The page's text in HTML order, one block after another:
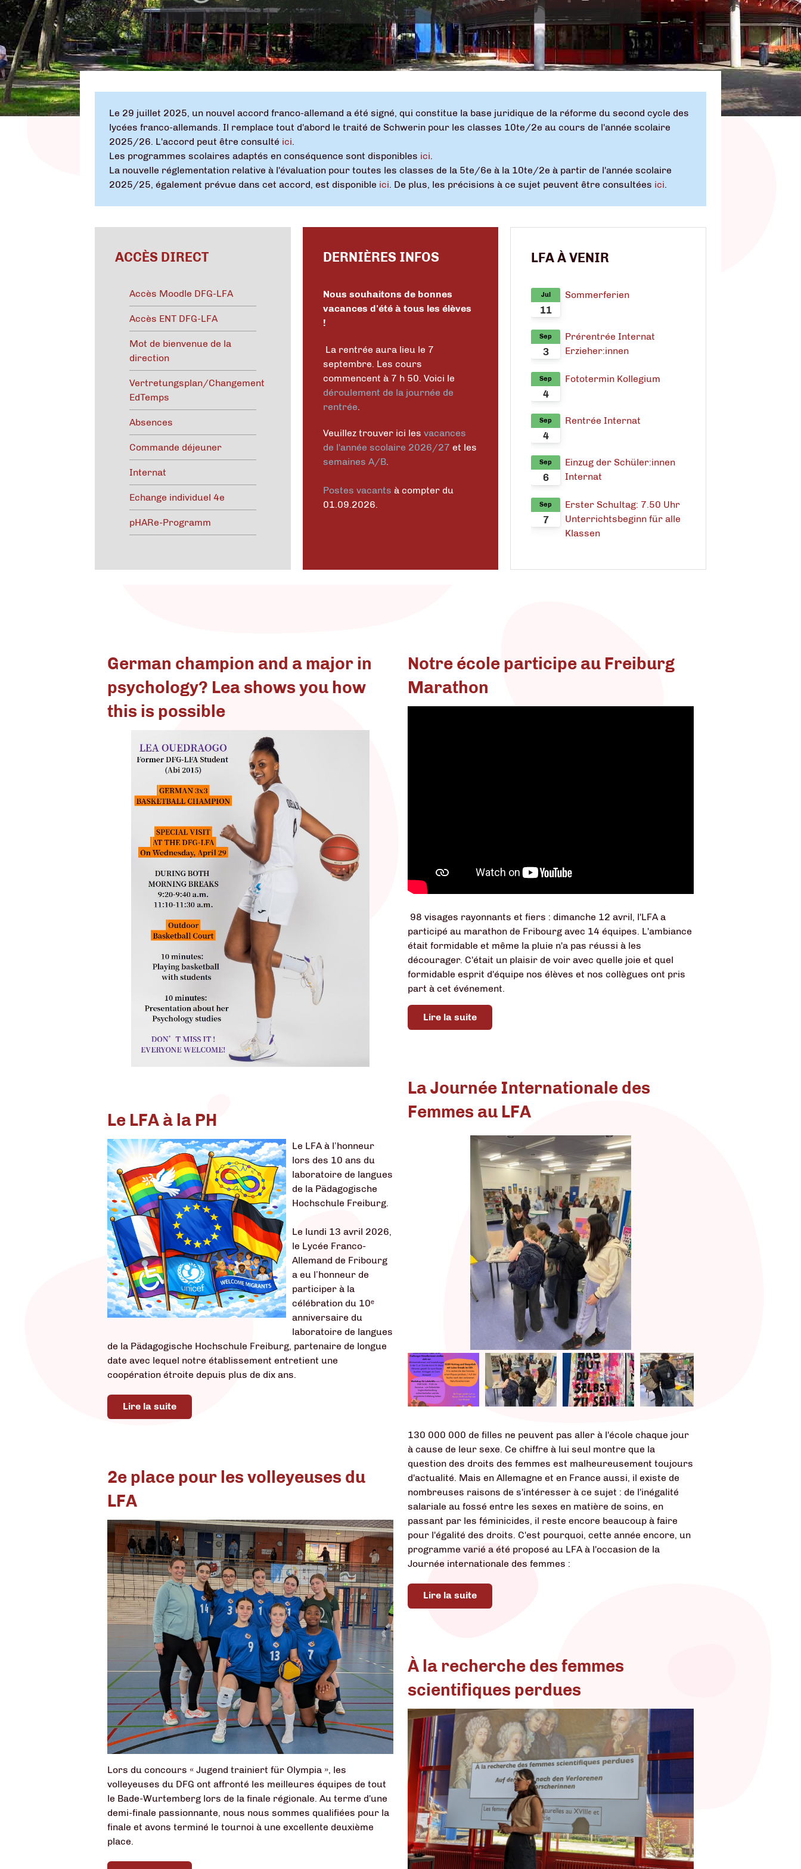
Le 29 juillet 2025, un nouvel accord franco-allemand a été signé, qui constitue la base juridique de la réforme du second cycle des
lycées franco-allemands. Il remplace tout d'abord le traité de Schwerin pour les classes 10te/2e au cours de l'année scolaire
2025/26. L'accord peut être consulté ici.
Les programmes scolaires adaptés en conséquence sont disponibles ici.
La nouvelle réglementation relative à l'évaluation pour toutes les classes de la 5te/6e à la 10te/2e à partir de l'année scolaire
2025/25, également prévue dans cet accord, est disponible ici. De plus, les précisions à ce sujet peuvent être consultées ici.
ACCÈS DIRECT
Accès Moodle DFG-LFA
Accès ENT DFG-LFA
Mot de bienvenue de la
direction
Vertretungsplan/Changement
EdTemps
Absences
Commande déjeuner
Internat
Echange individuel 4e
pHARe-Programm
DERNIÈRES INFOS
Nous souhaitons de bonnes
vacances d'été à tous les élèves
!
La rentrée aura lieu le 7
septembre. Les cours
commencent à 7 h 50. Voici le
déroulement de la journée de
rentrée.
Veuillez trouver ici les vacances
de l'année scolaire 2026/27 et les
semaines A/B.
Postes vacants à compter du
01.09.2026.
LFA À VENIR
11
Jul Sommerferien
3
Sep
Prérentrée Internat
Erzieher:innen
4
Sep Fototermin Kollegium
4
Sep Rentrée Internat
6
Sep
Einzug der Schüler:innen
Internat
7
Sep
Erster Schultag: 7.50 Uhr
Unterrichtsbeginn für alle
Klassen
German champion and a major in
psychology? Lea shows you how
this is possible
Le LFA à la PH
Le LFA à l’honneur
lors des 10 ans du
laboratoire de langues
de la Pädagogische
Hochschule Freiburg.
Le lundi 13 avril 2026,
le Lycée Franco-
Allemand de Fribourg
a eu l’honneur de
participer à la
célébration du 10ᵉ
anniversaire du
laboratoire de langues
de la Pädagogische Hochschule Freiburg, partenaire de longue
date avec lequel notre établissement entretient une
coopération étroite depuis plus de dix ans.
Lire la suite
2e place pour les volleyeuses du
LFA
Lors du concours « Jugend trainiert für Olympia », les
volleyeuses du DFG ont affronté les meilleures équipes de tout
le Bade-Wurtemberg lors de la finale régionale. Au terme d'une
demi-finale passionnante, nous nous sommes qualifiées pour la
finale et avons terminé le tournoi à une excellente deuxième
place.
Notre école participe au Freiburg
Marathon
98 visages rayonnants et fiers : dimanche 12 avril, l'LFA a
participé au marathon de Fribourg avec 14 équipes. L'ambiance
était formidable et même la pluie n'a pas réussi à les
décourager. C'était un plaisir de voir avec quelle joie et quel
formidable esprit d'équipe nos élèves et nos collègues ont pris
part à cet événement.
Lire la suite
La Journée Internationale des
Femmes au LFA
130 000 000 de filles ne peuvent pas aller à l'école chaque jour
à cause de leur sexe. Ce chiffre à lui seul montre que la
question des droits des femmes est malheureusement toujours
d'actualité. Mais en Allemagne et en France aussi, il existe de
nombreuses raisons de s'intéresser à ce sujet : de l'inégalité
salariale au fossé entre les sexes en matière de soins, en
passant par les féminicides, il reste encore beaucoup à faire
pour l'égalité des droits. C'est pourquoi, cette année encore, un
programme varié a été proposé au LFA à l'occasion de la
Journée internationale des femmes :
Lire la suite
À la recherche des femmes
scientifiques perdues